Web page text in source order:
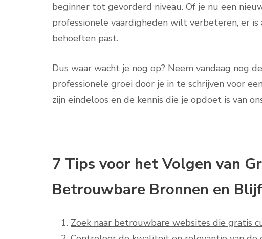
beginner tot gevorderd niveau. Of je nu een
professionele vaardigheden wilt verbeteren, er
behoeften past.
Dus waar wacht je nog op? Neem vandaag nog
professionele groei door je in te schrijven voor
zijn eindeloos en de kennis die je opdoet is van
7 Tips voor het Volgen van
Betrouwbare Bronnen en
Zoek naar betrouwbare websites die gratis